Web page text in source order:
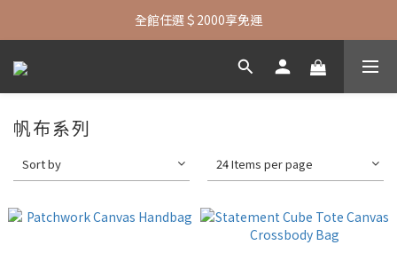
七夕限定| 指定包款+短夾還贈品牌襪子
全館任選＄2000享免運
七夕限定| 指定包款+短夾還贈品牌襪子
帆布系列
Sort by 24 Items per page